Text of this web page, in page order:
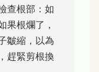
查根部：如
果根爛了，
皺縮，以為
趕緊剪根換